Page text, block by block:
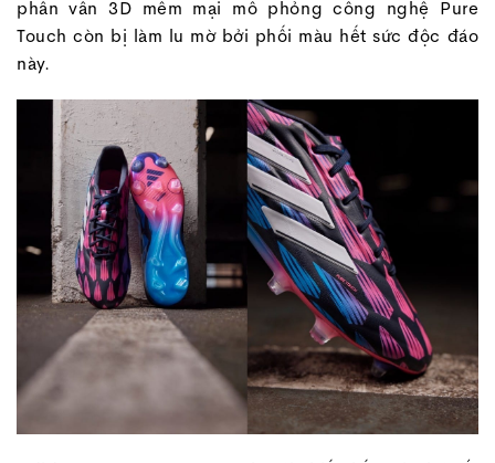
phần vân 3D mềm mại mô phỏng công nghệ Pure
Touch còn bị làm lu mờ bởi phối màu hết sức độc đáo
này.